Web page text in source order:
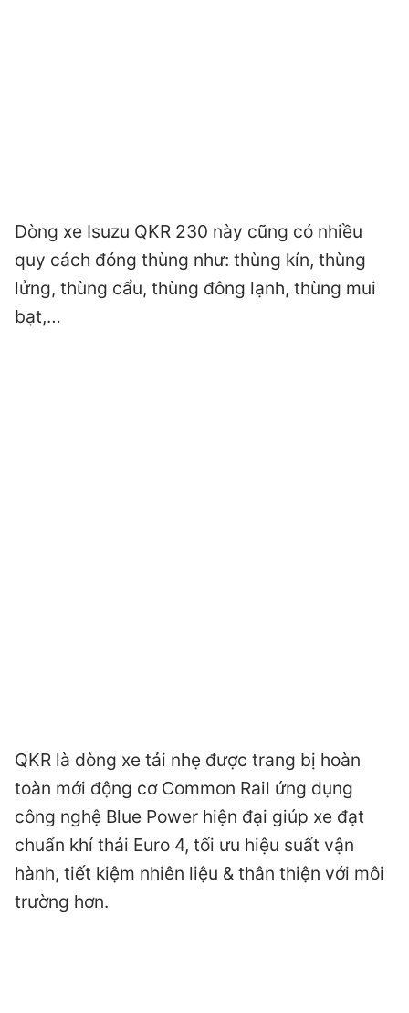
Dòng xe Isuzu QKR 230 này cũng có nhiều
quy cách đóng thùng như: thùng kín, thùng
lửng, thùng cẩu, thùng đông lạnh, thùng mui
bạt,…
QKR là dòng xe tải nhẹ được trang bị hoàn
toàn mới động cơ Common Rail ứng dụng
công nghệ Blue Power hiện đại giúp xe đạt
chuẩn khí thải Euro 4, tối ưu hiệu suất vận
hành, tiết kiệm nhiên liệu & thân thiện với môi
trường hơn.